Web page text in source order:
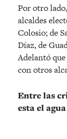
Por otro
alcaldes
Colosio; de
Díaz, de
Adelantó
con otros
Entre las
esta el